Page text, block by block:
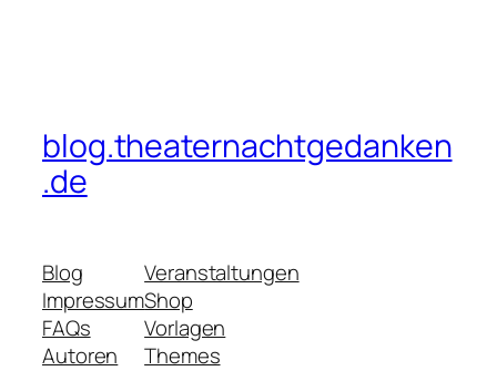
blog.theaternachtgedanken
.de
Blog
Impressum
FAQs
Autoren
Veranstaltungen
Shop
Vorlagen
Themes